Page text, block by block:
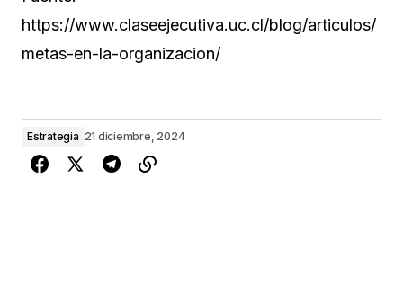
https://www.claseejecutiva.uc.cl/blog/articulos/
metas-en-la-organizacion/
Estrategia 21 diciembre, 2024